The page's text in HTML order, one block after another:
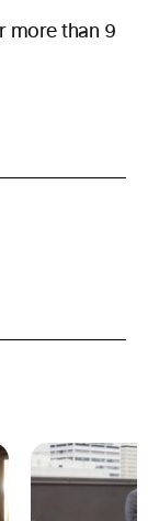
more than 9